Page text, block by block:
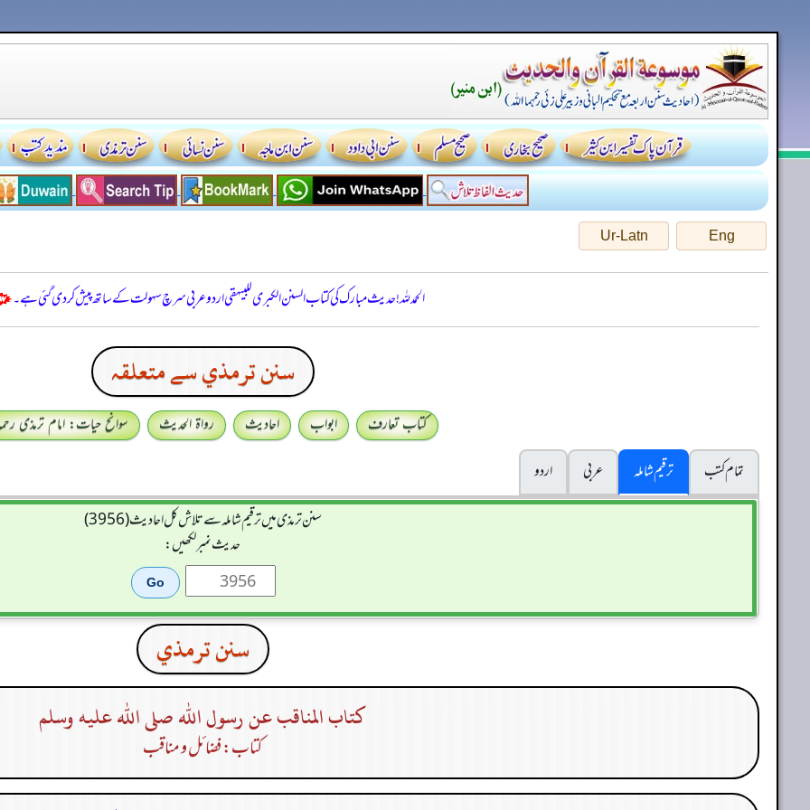
Eng
Ur-Latn
الحمدللہ! حدیث مبارک کی کتاب السنن الكبرى للبيهقي اردو عربی سرچ سہولت کے ساتھ پیش کر دی گئی ہے۔
سنن ترمذي سے متعلقہ
کتاب تعارف ابواب احادیث رواۃ الحدیث
سوانح حیات: امام ترمذی
تمام کتب
ترقیم شاملہ عربی
اردو
سنن ترمذی میں ترقیم شاملہ سے تلاش کل احادیث (3956)
حدیث نمبر لکھیں:
سنن ترمذي
كتاب المناقب عن رسول الله صلى الله عليه وسلم
کتاب: فضائل و مناقب